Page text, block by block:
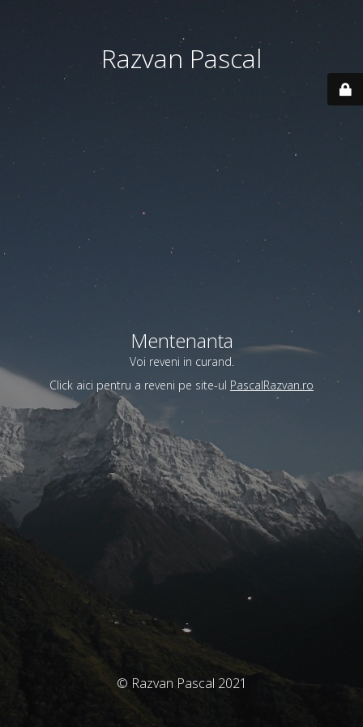
Razvan Pascal
Mentenanta
Voi reveni in curand.
Click aici pentru a reveni pe site-ul PascalRazvan.ro
© Razvan Pascal 2021